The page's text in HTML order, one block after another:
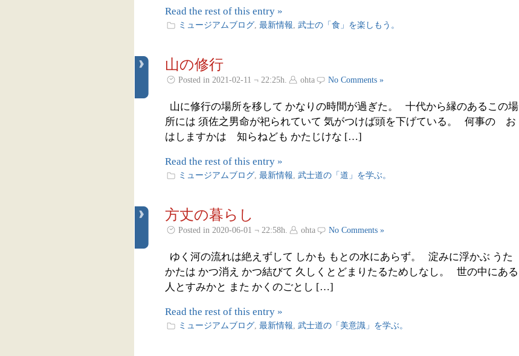
Read the rest of this entry »
ミュージアムブログ 最新情報 武士の「食」を楽しもう。
山の修行
Posted in 2021-02-11 ¬ 22:25h. ohta No Comments »
山に修行の場所を移して かなりの時間が過ぎた。 十代から縁のあるこの場
所には 須佐之男命が祀られていて 気がつけば頭を下げている。 何事の お
はしますかは 知らねども かたじけな […]
Read the rest of this entry »
ミュージアムブログ 最新情報 武士道の「道」を学ぶ。
方丈の暮らし
Posted in 2020-06-01 ¬ 22:58h. ohta No Comments »
ゆく河の流れは絶えずして しかも もとの水にあらず。 淀みに浮かぶ うた
かたは かつ消え かつ結びて 久しくとどまりたるためしなし。 世の中にある
人とすみかと また かくのごとし […]
Read the rest of this entry »
ミュージアムブログ 最新情報 武士道の「美意識」を学ぶ。